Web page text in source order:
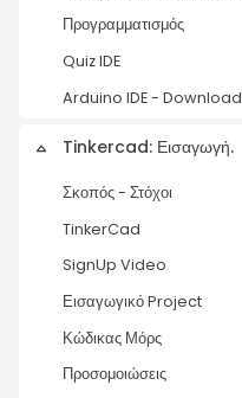
Προγραμματισμός
Quiz IDE
Arduino IDE - Download
Collapse
Tinkercad: Εισαγωγή.
Σκοπός - Στόχοι
TinkerCad
SignUp Video
Εισαγωγικό Project
Κώδικας Μόρς
Προσομοιώσεις